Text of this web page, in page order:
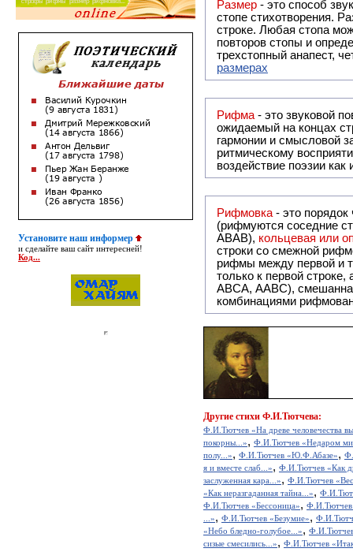
Установите наш информер
и сделайте ваш сайт интересней!
Код...
Размер - это способ
стопе стихотворения.
строке. Любая стопа
повторов стопы и
трехстопный анапест,
размерах
Рифма - это звуковой повтор, традиционно используемый в поэзии и, как
ожидаемый на концах
гармонии и смысловой
ритмическому
воздействие поэзии
Рифмовка - это
(рифмуются соседние
ABAB), кольцевая или
строки со смежной
рифмы между первой и
только к первой
ABCA, AABC), смешанная или вольная рифмовка (рифмовка в сложных строфах с различными
комбинациями
Другие стихи Ф.И.Тютчева:
Ф.И.Тютчев «На древе человечества
покорны...», Ф.И.Тютчев «Недаром
полу...», Ф.И.Тютчев «Ю.Ф.Абазе»,
я и вместе слаб...», Ф.И.Тютчев «Как
заслуженная кара...», Ф.И.Тютчев
«Как неразгаданная тайна...»,
Ф.И.Тютчев «Бессоница», Ф.И.Тютчев
...», Ф.И.Тютчев «Безумие»,
«Небо бледно-голубое...»,
сизые смесились...», Ф.И.Тютчев